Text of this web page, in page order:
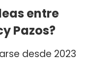
entre
Pazos?
desde 2023